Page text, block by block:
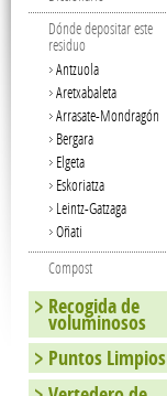
Dónde depositar este
residuo
Antzuola
Aretxabaleta
Arrasate-Mondragón
Bergara
Elgeta
Eskoriatza
Leintz-Gatzaga
Oñati
Compost
Recogida de
voluminosos
Puntos Limpios